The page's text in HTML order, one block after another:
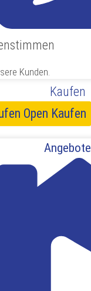
Kunden.
Kaufen
Open Kaufen
Angebote